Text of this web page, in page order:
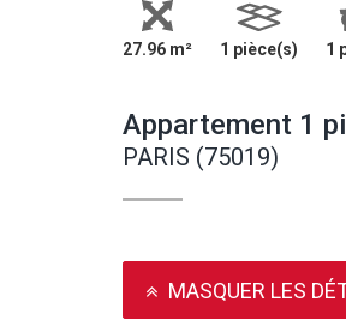
27.96 m² 1 pièce(s) 1
Appartement 1
PARIS (75019)
MASQUER LES